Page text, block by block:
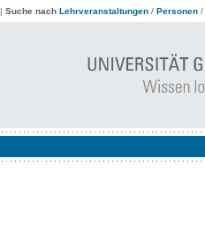
| Suche nach Lehrveranstaltungen / Personen /